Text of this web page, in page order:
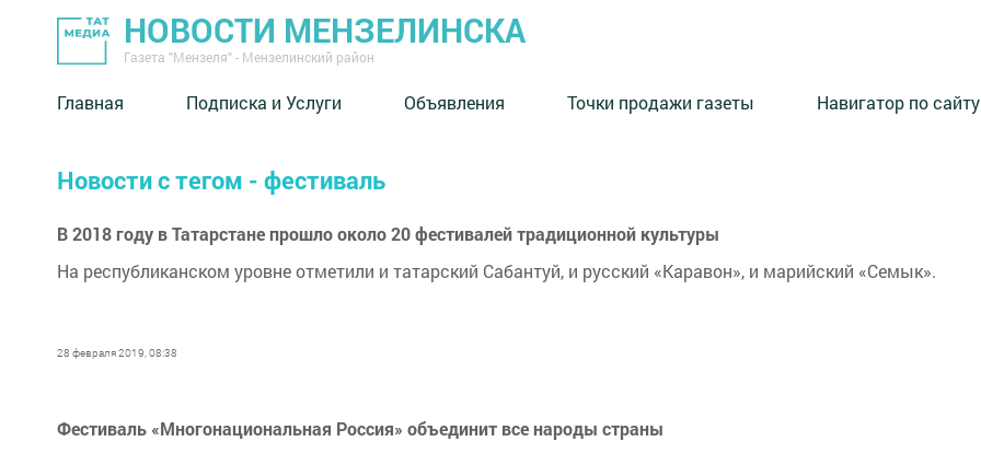
НОВОСТИ МЕНЗЕЛИНСКА
Газета "Мензеля" - Мензелинский район
Главная Подписка и Услуги Объявления Точки продажи газеты Навигатор по сайту
Новости с тегом - фестиваль
В 2018 году в Татарстане прошло около 20 фестивалей традиционной культуры
На республиканском уровне отметили и татарский Сабантуй, и русский «Каравон», и марийский «Семык».
28 февраля 2019, 08:38
Фестиваль «Многонациональная Россия» объединит все народы страны